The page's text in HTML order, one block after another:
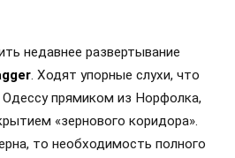
недавнее развертывание
. Ходят упорные слухи, что
прямиком из Норфолка,
«зернового коридора».
то необходимость полного